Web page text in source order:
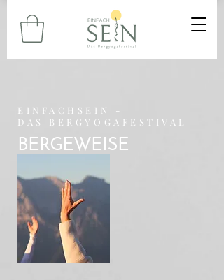
EINFACHSEIN -
DAS BERGYOGAFESTIVAL
BERGEWEISE